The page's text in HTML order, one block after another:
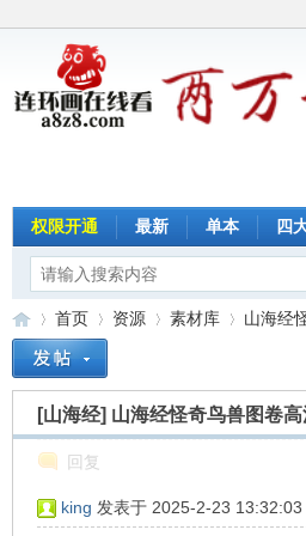
权限开通 最新 单本 四
»
首页
›
资源
›
素材库
›
山海经
[山海经] 山海经怪奇鸟兽图卷
回复
king 发表于 2025-2-23 13:32:03